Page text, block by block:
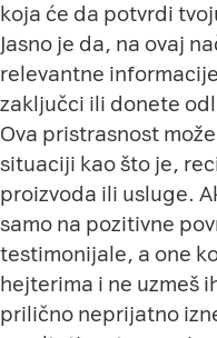
koja će da potvrdi
Jasno je da, na ovaj
relevantne
zaključci ili donete
Ova pristrasnost
situaciji kao što je,
proizvoda ili usluge.
samo na pozitivne
testimonijale, a one
hejterima i ne uzmeš
prilično neprijatno